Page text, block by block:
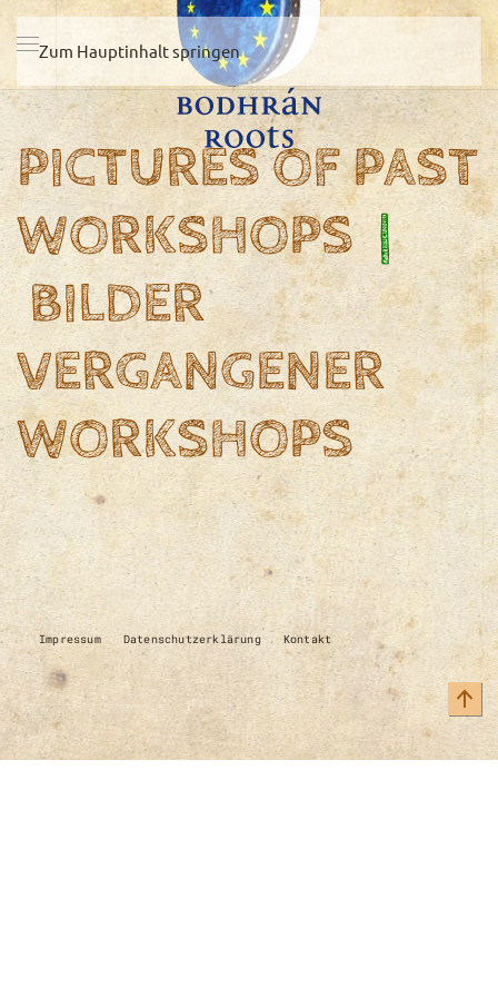
Zum Hauptinhalt springen
PICTURES OF PAST
WORKSHOPS|
BILDER
VERGANGENER
WORKSHOPS
Impressum Datenschutzerklärung Kontakt